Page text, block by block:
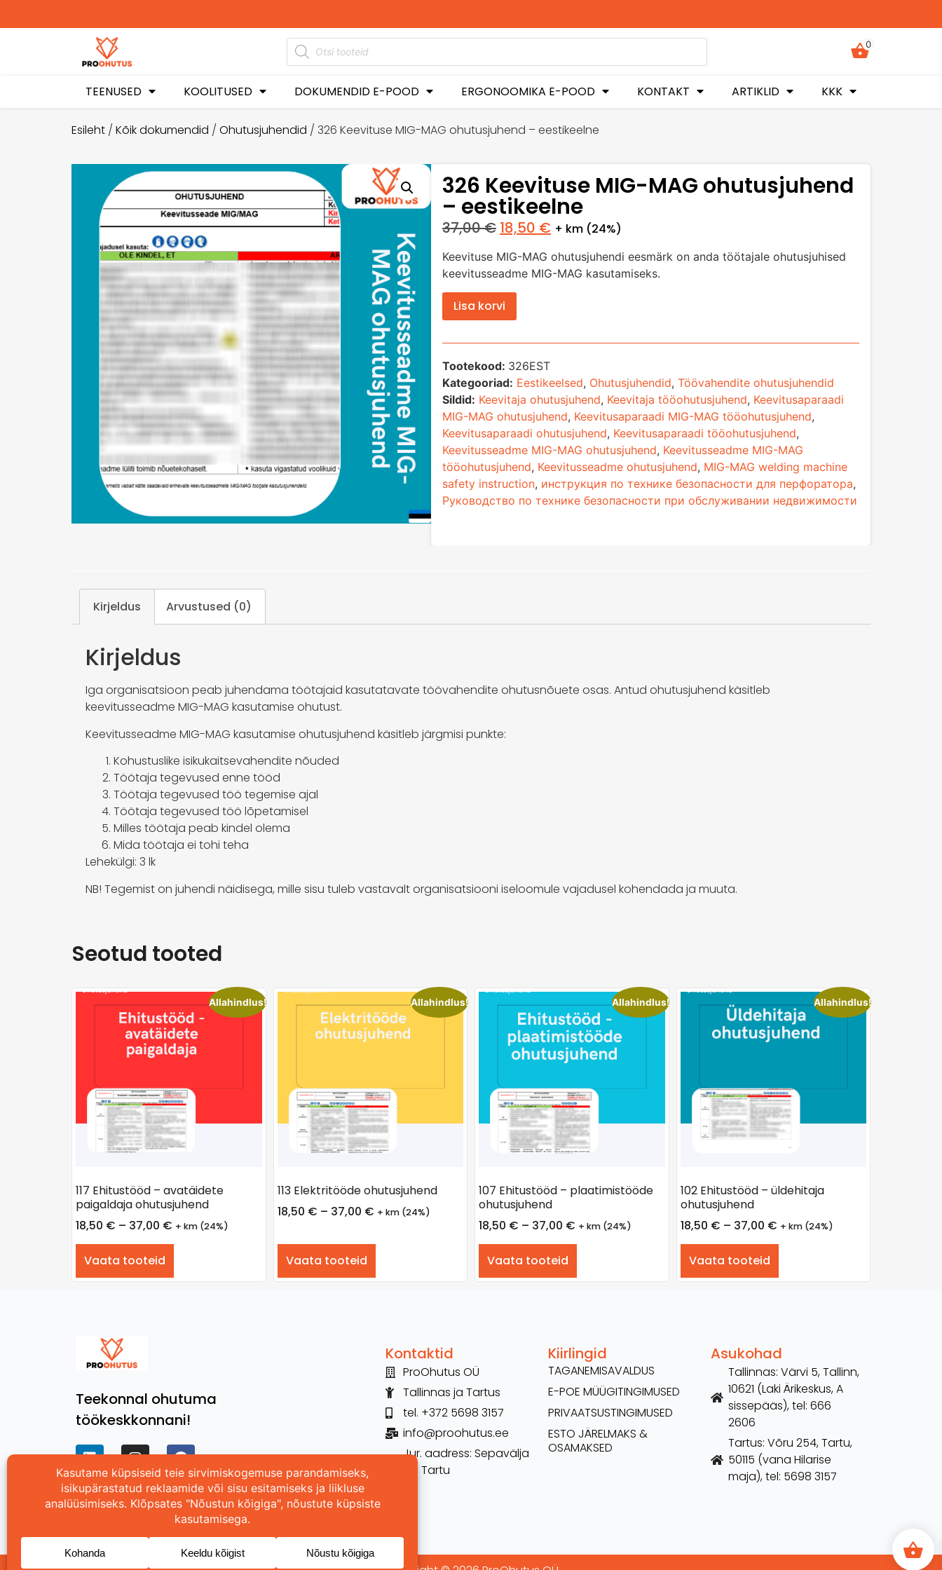
soodustusega!
0
TEENUSED KOOLITUSED DOKUMENDID E-POOD ERGONOOMIKA E-POOD KONTAKT ARTIKLID KKK
Esileht / Kõik dokumendid / Ohutusjuhendid / 326 Keevituse MIG-MAG ohutusjuhend – eestikeelne
326 Keevituse MIG-MAG ohutusjuhend
– eestikeelne
37,00€ 18,50 € + km (24%)
Keevituse MIG-MAG ohutusjuhendi eesmärk on anda töötajale ohutusjuhised
keevitusseadme MIG-MAG kasutamiseks.
Lisa korvi
Tootekood: 326EST
Kategooriad: Eestikeelsed, Ohutusjuhendid, Töövahendite ohutusjuhendid
Sildid: Keevitaja ohutusjuhend, Keevitaja tööohutusjuhend, Keevitusaparaadi
MIG-MAG ohutusjuhend, Keevitusaparaadi MIG-MAG tööohutusjuhend,
Keevitusaparaadi ohutusjuhend, Keevitusaparaadi tööohutusjuhend,
Keevitusseadme MIG-MAG ohutusjuhend, Keevitusseadme MIG-MAG
tööohutusjuhend, Keevitusseadme ohutusjuhend, MIG-MAG welding machine
safety instruction, инструкция по технике безопасности для перфоратора,
Руководство по технике безопасности при обслуживании недвижимости
Kirjeldus Arvustused (0)
Kirjeldus
Iga organisatsioon peab juhendama töötajaid kasutatavate töövahendite ohutusnõuete osas. Antud ohutusjuhend käsitleb
keevitusseadme MIG-MAG kasutamise ohutust.
Keevitusseadme MIG-MAG kasutamise ohutusjuhend käsitleb järgmisi punkte:
Kohustuslike isikukaitsevahendite nõuded
Töötaja tegevused enne tööd
Töötaja tegevused töö tegemise ajal
Töötaja tegevused töö lõpetamisel
Milles töötaja peab kindel olema
Mida töötaja ei tohi teha
Lehekülgi: 3 lk
NB! Tegemist on juhendi näidisega, mille sisu tuleb vastavalt organisatsiooni iseloomule vajadusel kohendada ja muuta.
Seotud tooted
Allahindlus!
117 Ehitustööd – avatäidete
paigaldaja ohutusjuhend
18,50 € – 37,00 € + km (24%)
Vaata tooteid
Allahindlus!
113 Elektritööde ohutusjuhend
18,50 € – 37,00 € + km (24%)
Vaata tooteid
Allahindlus!
107 Ehitustööd – plaatimistööde
ohutusjuhend
18,50 € – 37,00 € + km (24%)
Vaata tooteid
Allahindlus!
102 Ehitustööd – üldehitaja
ohutusjuhend
18,50 € – 37,00 € + km (24%)
Vaata tooteid
Teekonnal ohutuma
töökeskkonnani!
Kontaktid
ProOhutus OÜ
Tallinnas ja Tartus
tel. +372 5698 3157
info@proohutus.ee
Jur. aadress: Sepavälja
26, Tartu
Kiirlingid
TAGANEMISAVALDUS
E-POE MÜÜGITINGIMUSED
PRIVAATSUSTINGIMUSED
ESTO JÄRELMAKS &
OSAMAKSED
Asukohad
Tallinnas: Värvi 5, Tallinn,
10621 (Laki Ärikeskus, A
sissepääs), tel: 666
2606
Tartus: Võru 254, Tartu,
50115 (vana Hilarise
maja), tel: 5698 3157